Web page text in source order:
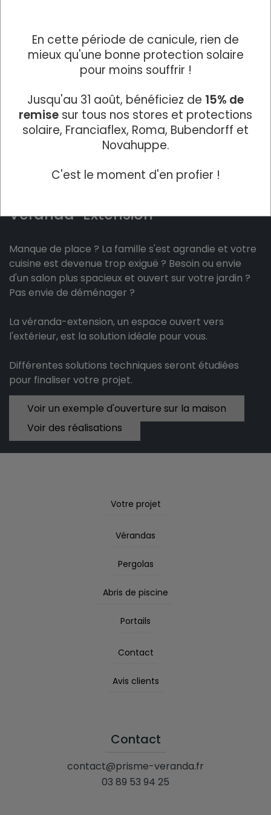
Véranda-Extension
Manque de place ? La famille s'est agrandie et votre
cuisine est devenue trop exiguë ? Besoin ou envie
d'un salon plus spacieux et ouvert sur votre jardin ?
Pas envie de déménager ?
La véranda-extension, un espace ouvert vers
l'extérieur, est la solution idéale pour vous.
Différentes solutions techniques seront étudiées
pour finaliser votre projet.
Voir un exemple d'ouverture sur la maison
Voir des réalisations
Votre projet
Vérandas
Pergolas
Abris de piscine
Portails
Contact
Avis clients
Contact
contact@prisme-veranda.fr
03 89 53 94 25
En cette période de canicule, rien de
mieux qu'une bonne protection solaire
pour moins souffrir !
Jusqu'au 31 août, bénéficiez de 15% de
remise sur tous nos stores et protections
solaire, Franciaflex, Roma, Bubendorff et
Novahuppe.
C'est le moment d'en profier !